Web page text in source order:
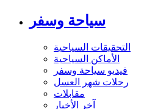
سياحة وسفر
التحقيقات السياحية
الأماكن السياحية
فيديو سياحة وسفر
رحلات شهر العسل
مقابلات
آخر الأخبار